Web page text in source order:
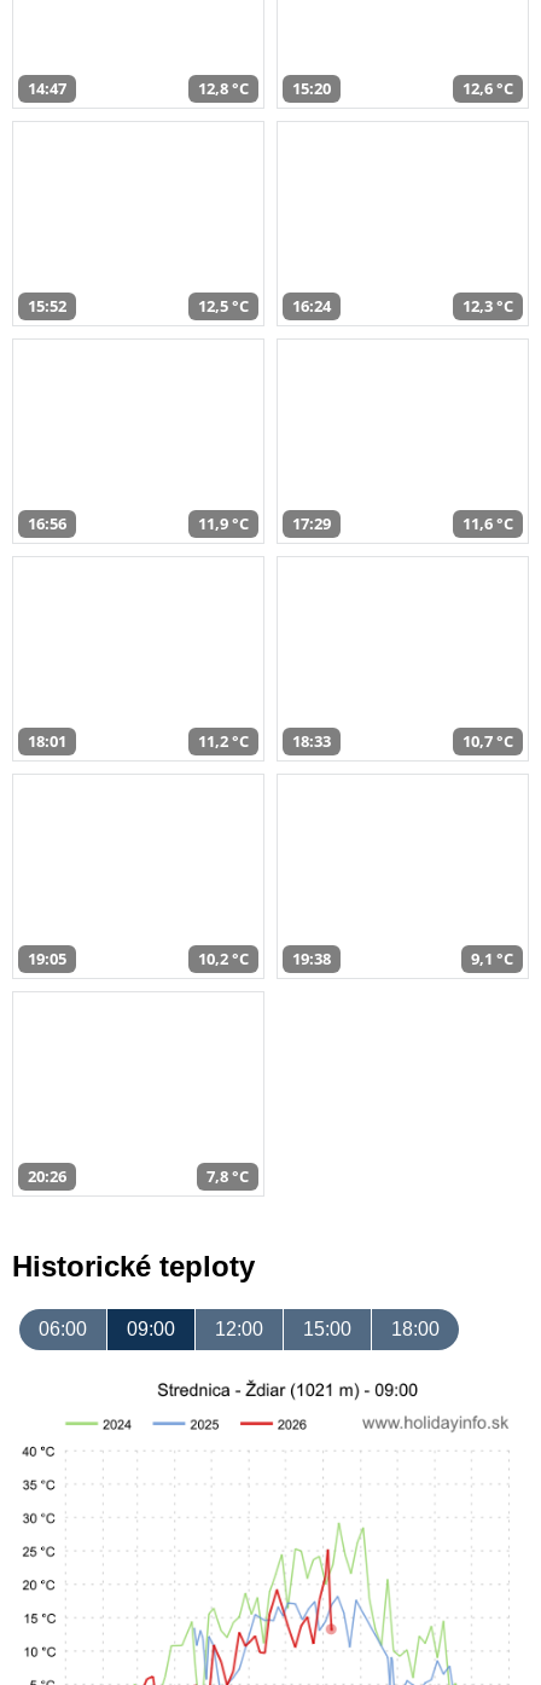
14:47 12,8 °C 15:20 12,6 °C
15:52 12,5 °C 16:24 12,3 °C
16:56 11,9 °C 17:29 11,6 °C
18:01 11,2 °C 18:33 10,7 °C
19:05 10,2 °C 19:38 9,1 °C
20:26 7,8 °C
Historické teploty
06:00 09:00 12:00 15:00 18:00